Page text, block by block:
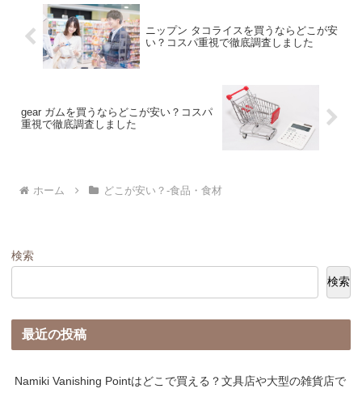
ニップン タコライスを買うならどこが安
い？コスパ重視で徹底調査しました
gear ガムを買うならどこが安い？コスパ
重視で徹底調査しました
ホーム どこが安い？-食品・食材
検索
検索
最近の投稿
Namiki Vanishing Pointはどこで買える？文具店や大型の雑貨店で